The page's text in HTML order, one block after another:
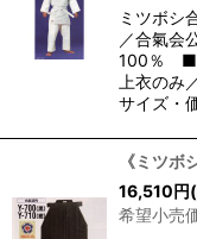
ミツボシ
／合氣
100％ ■
上衣のみ
サイズ・
《ミツボ
16,510円
希望小売